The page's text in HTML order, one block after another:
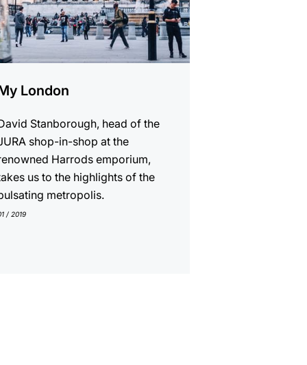
London
Stanborough, head of the
shop-in-shop at the
Harrods emporium,
us to the highlights of the
metropolis.
/ 2019